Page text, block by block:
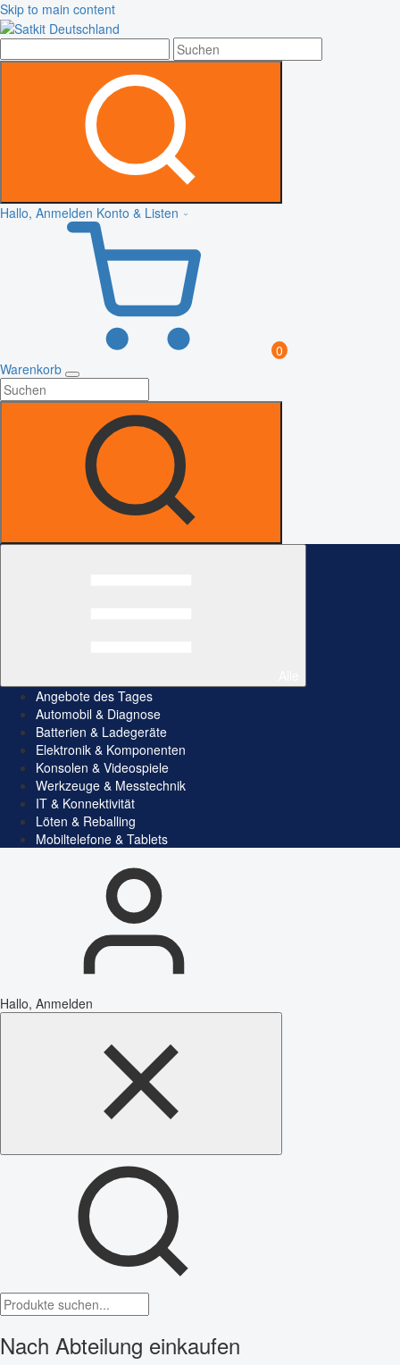
Skip to main content
Hallo, Anmelden Konto & Listen
0
Warenkorb
Angebote des Tages
Automobil & Diagnose
Batterien & Ladegeräte
Elektronik & Komponenten
Konsolen & Videospiele
Werkzeuge & Messtechnik
IT & Konnektivität
Löten & Reballing
Mobiltelefone & Tablets
Hallo, Anmelden
Nach Abteilung einkaufen